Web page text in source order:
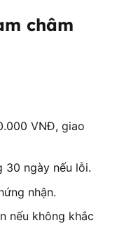
châm
VNĐ, giao
30 ngày nếu lỗi.
nhận.
nếu không khắc